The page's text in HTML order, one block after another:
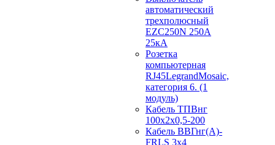
автоматический
трехполюсный
EZC250N 250А
25кА
Розетка
компьютерная
RJ45LegrandMosaic,
категория 6. (1
модуль)
Кабель ТПВнг
100х2х0,5-200
Кабель ВВГнг(А)-
FRLS 3х4